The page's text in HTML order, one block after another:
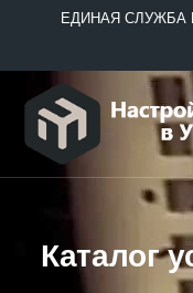
ЕДИНАЯ СЛУЖБА
Каталог